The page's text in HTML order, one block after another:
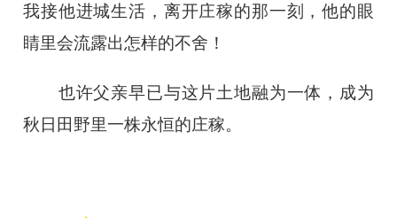
我接他进城生活，离开庄稼的那一刻，他的眼
睛里会流露出怎样的不舍！
也许父亲早已与这片土地融为一体，成为
秋日田野里一株永恒的庄稼。